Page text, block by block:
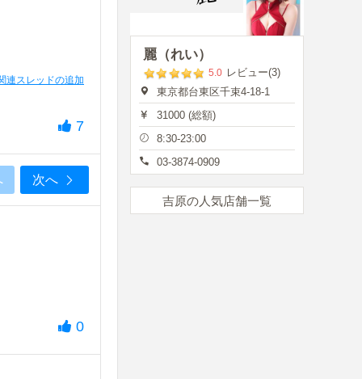
連スレッドの追加
7
次へ
0
麗（れい）
5.0 レビュー(3)
東京都台東区千束4-18-1
31000 (総額)
8:30-23:00
03-3874-0909
吉原の人気店舗一覧